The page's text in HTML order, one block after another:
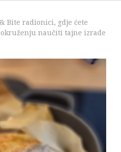
Bite radionici, gdje ćete
naučiti tajne izrade